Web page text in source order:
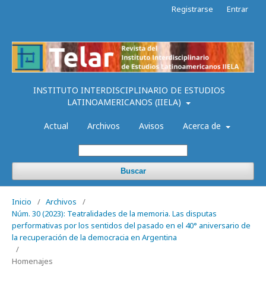
INSTITUTO INTERDISCIPLINARIO DE ESTUDIOS
LATINOAMERICANOS (IIELA)
Actual Archivos Avisos Acerca de
Buscar
Registrarse Entrar
Inicio / Archivos
/
Núm. 30 (2023): Teatralidades de la memoria. Las disputas
performativas por los sentidos del pasado en el 40° aniversario de
la recuperación de la democracia en Argentina
/
Homenajes